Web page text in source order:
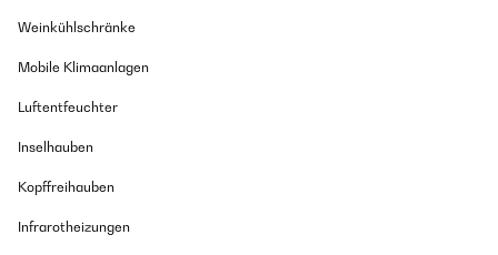
Weinkühlschränke
Mobile Klimaanlagen
Luftentfeuchter
Inselhauben
Kopffreihauben
Infrarotheizungen